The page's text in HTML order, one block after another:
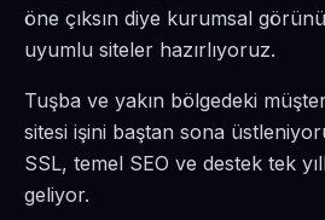
öne çıksın diye kurumsal
uyumlu siteler hazırlıyoruz.
Tuşba ve yakın bölgedeki
sitesi işini baştan sona
SSL, temel SEO ve destek tek
geliyor.